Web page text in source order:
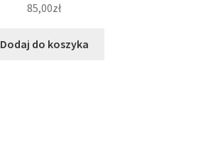
85,00zł
Dodaj do koszyka